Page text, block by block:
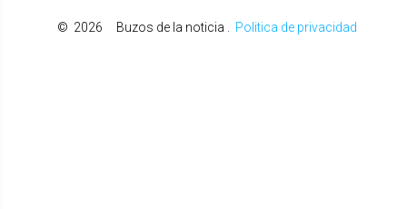
© 2026 Buzos de la noticia Politica de privacidad